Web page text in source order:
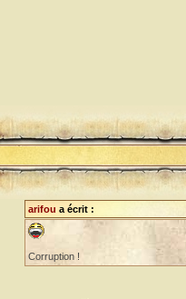
arifou a écrit :
Corruption !